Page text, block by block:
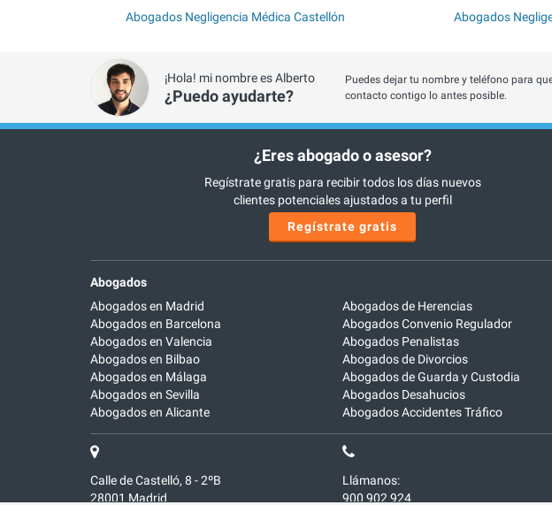
Abogados Negligencia Médica Castellón
Abogados
¡Hola! mi nombre es Alberto
¿Puedo ayudarte?
Puedes dejar tu nombre y teléfono para
contacto contigo lo antes posible.
¿Eres abogado o asesor?
Regístrate gratis para recibir todos los días nuevos
clientes potenciales ajustados a tu perfil
Regístrate gratis
Abogados
Abogados en Madrid
Abogados en Barcelona
Abogados en Valencia
Abogados en Bilbao
Abogados en Málaga
Abogados en Sevilla
Abogados en Alicante
Abogados de Herencias
Abogados Convenio Regulador
Abogados Penalistas
Abogados de Divorcios
Abogados de Guarda y Custodia
Abogados Desahucios
Abogados Accidentes Tráfico
Calle de Castelló, 8 - 2ºB
28001 Madrid
Llámanos:
900 902 924